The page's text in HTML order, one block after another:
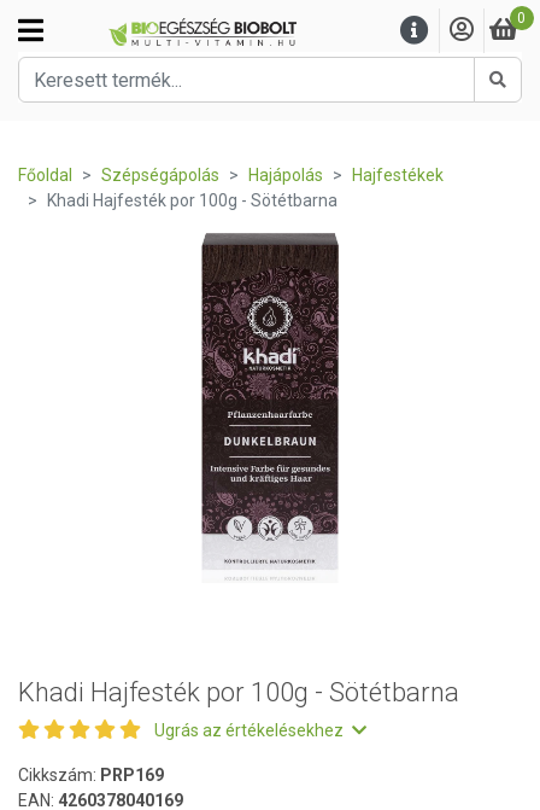
0
Főoldal Szépségápolás Hajápolás
Hajfestékek
Khadi Hajfesték por 100g - Sötétbarna
Khadi Hajfesték por 100g - Sötétbarna
Ugrás az értékelésekhez
Cikkszám: PRP169
EAN: 4260378040169